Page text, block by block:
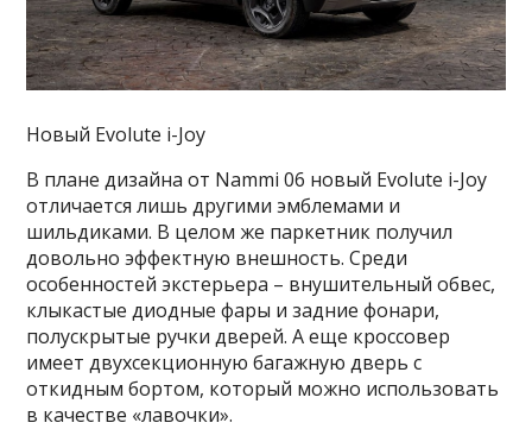
Новый Evolute i-Joy
В плане дизайна от Nammi 06 новый Evolute i-Joy
отличается лишь другими эмблемами и
шильдиками. В целом же паркетник получил
довольно эффектную внешность. Среди
особенностей экстерьера – внушительный обвес,
клыкастые диодные фары и задние фонари,
полускрытые ручки дверей. А еще кроссовер
имеет двухсекционную багажную дверь с
откидным бортом, который можно использовать
в качестве «лавочки».